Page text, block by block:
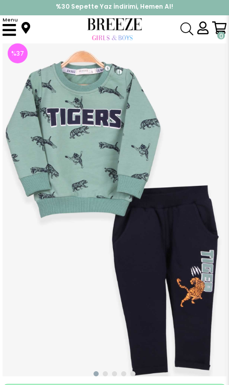
%30 Sepette Yaz İndirimi, Hemen Al!
İndirimlere ek %10 İndirimi Kap, Hemen Üye Ol!
0
Menu
Anasayfa Takımlar Eşofman Takım Erkek Bebek Eşofman Takım Kaplan Desenli Mint Yeşili (1 Yaş)
%37